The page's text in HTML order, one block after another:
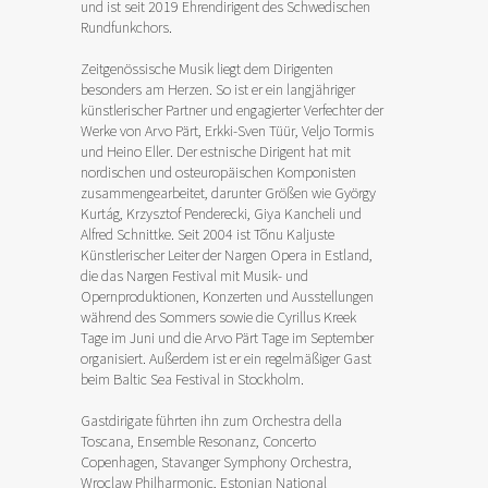
und ist seit 2019 Ehrendirigent des Schwedischen
Rundfunkchors.
Zeitgenössische Musik liegt dem Dirigenten
besonders am Herzen. So ist er ein langjähriger
künstlerischer Partner und engagierter Verfechter der
Werke von Arvo Pärt, Erkki-Sven Tüür, Veljo Tormis
und Heino Eller. Der estnische Dirigent hat mit
nordischen und osteuropäischen Komponisten
zusammengearbeitet, darunter Größen wie György
Kurtág, Krzysztof Penderecki, Giya Kancheli und
Alfred Schnittke. Seit 2004 ist Tõnu Kaljuste
Künstlerischer Leiter der Nargen Opera in Estland,
die das Nargen Festival mit Musik- und
Opernproduktionen, Konzerten und Ausstellungen
während des Sommers sowie die Cyrillus Kreek
Tage im Juni und die Arvo Pärt Tage im September
organisiert. Außerdem ist er ein regelmäßiger Gast
beim Baltic Sea Festival in Stockholm.
Gastdirigate führten ihn zum Orchestra della
Toscana, Ensemble Resonanz, Concerto
Copenhagen, Stavanger Symphony Orchestra,
Wroclaw Philharmonic, Estonian National